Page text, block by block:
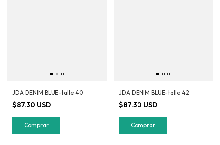
JDA DENIM BLUE-talle 40
$87.30 USD
Comprar
JDA DENIM BLUE-talle 42
$87.30 USD
Comprar